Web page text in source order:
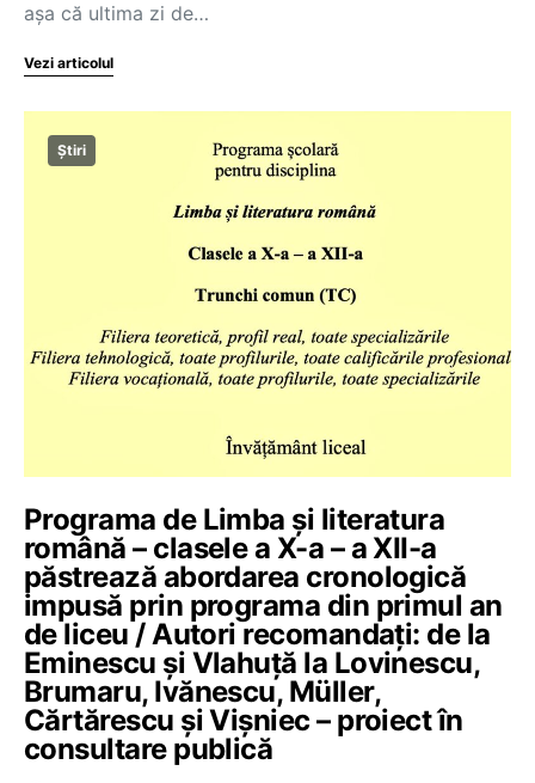
așa că ultima zi de…
Vezi articolul
Știri
Programa de Limba și literatura
română – clasele a X-a – a XII-a
păstrează abordarea cronologică
impusă prin programa din primul an
de liceu / Autori recomandați: de la
Eminescu și Vlahuță la Lovinescu,
Brumaru, Ivănescu, Müller,
Cărtărescu și Vișniec – proiect în
consultare publică